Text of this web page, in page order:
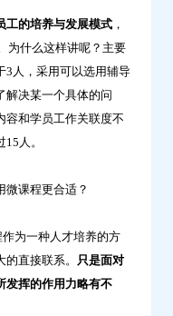
工的培养与发展模式 ，
为什么这样讲呢？主要
3人，采用可以选用辅导
解决某一个具体的问
容和学员工作关联度不
人。
微课程更合适？
为一种人才培养的方
直接联系。 只是面对
发挥的作用力略有不